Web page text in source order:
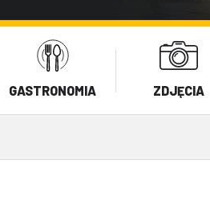
GASTRONOMIA ZDJĘCIA